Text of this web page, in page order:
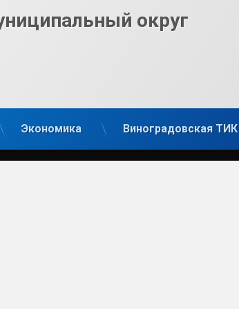
округ
Экономика Виноградовская ТИК